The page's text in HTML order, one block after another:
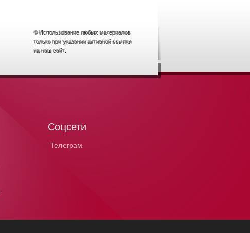
© Использование любых материалов
только при указании активной ссылки
на наш сайт.
Соцсети
Телеграм